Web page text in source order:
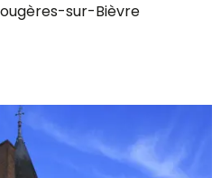
sur-Bièvre